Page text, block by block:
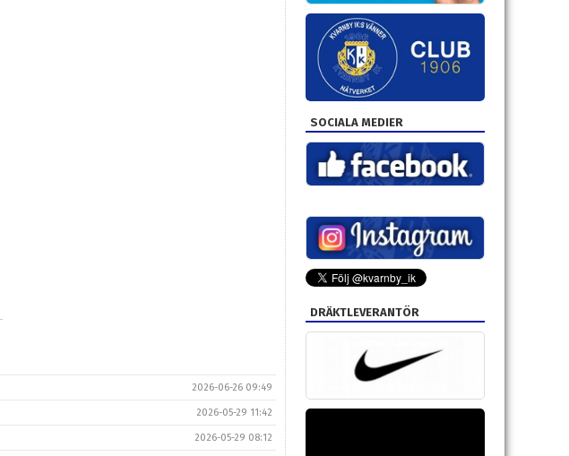
2026-06-26 09:49
2026-05-29 11:42
2026-05-29 08:12
SOCIALA MEDIER
DRÄKTLEVERANTÖR